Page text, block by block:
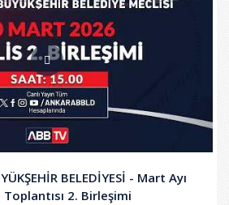
BELEDİYESİ - Mart Ayı
Toplantısı 2. Birleşimi